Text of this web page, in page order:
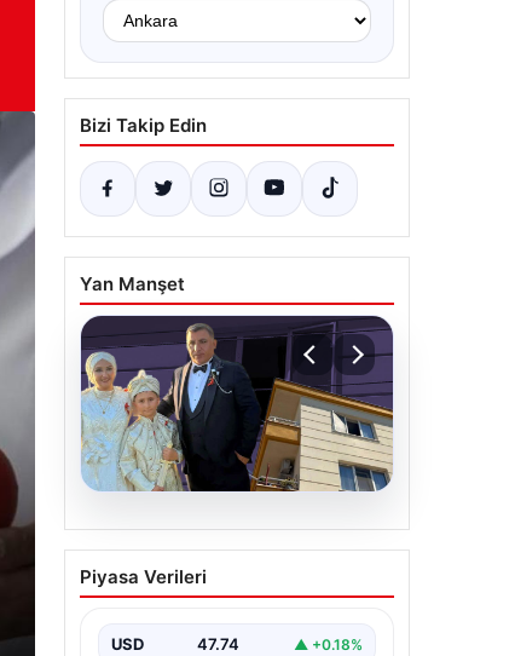
Bizi Takip Edin
Yan Manşet
05.08.2026
Üsküdar Belediyesi’nde
başkanvekili Sibel Tan
Piyasa Verileri
USD 47.74 ▲ +0.18%